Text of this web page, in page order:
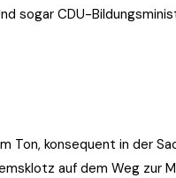
sogar CDU-
Ton, konsequent in der
auf dem Weg zur